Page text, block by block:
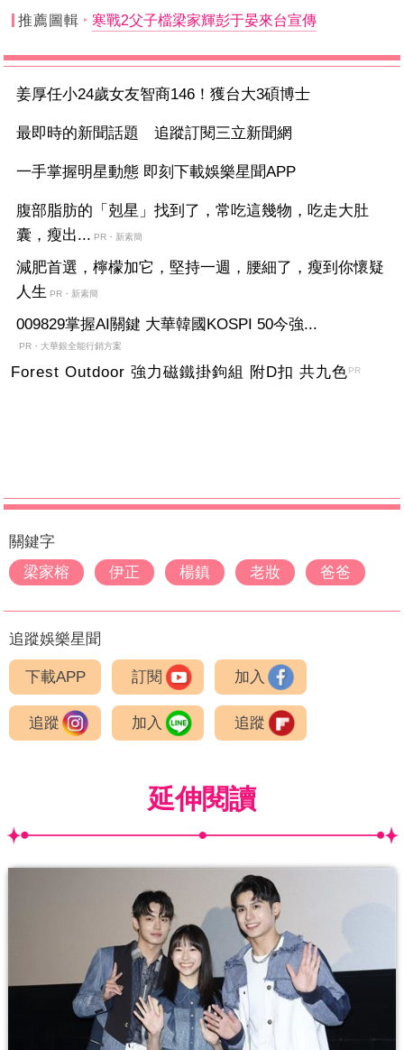
推薦圖輯 寒戰2父子檔梁家輝彭于晏來台宣傳
姜厚任小24歲女友智商146！獲台大3碩博士
最即時的新聞話題 追蹤訂閱三立新聞網
一手掌握明星動態 即刻下載娛樂星聞APP
腹部脂肪的「剋星」找到了，常吃這幾物，吃走大肚
囊，瘦出... PR・新素簡
減肥首選，檸檬加它，堅持一週，腰細了，瘦到你懷疑
人生 PR・新素簡
009829掌握AI關鍵 大華韓國KOSPI 50今強...
PR・大華銀全能行銷方案
Forest Outdoor 強力磁鐵掛鉤組 附D扣 共九色PR
關鍵字
梁家榕
伊正 楊鎮 老妝 爸爸
追蹤娛樂星聞
下載APP 訂閱 加入
追蹤 加入 追蹤
延伸閱讀